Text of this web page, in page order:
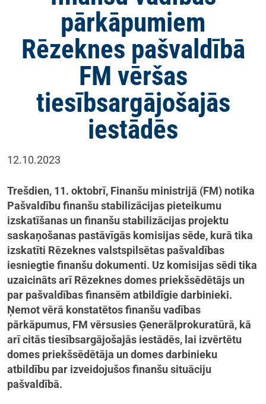
pārkāpumiem
Rēzeknes pašvaldībā
FM vēršas
tiesībsargājošajās
iestādēs
12.10.2023
Trešdien, 11. oktobrī, Finanšu ministrijā (FM) notika
Pašvaldību finanšu stabilizācijas pieteikumu
izskatīšanas un finanšu stabilizācijas projektu
saskaņošanas pastāvīgās komisijas sēde, kurā tika
izskatīti Rēzeknes valstspilsētas pašvaldības
iesniegtie finanšu dokumenti. Uz komisijas sēdi tika
uzaicināts arī Rēzeknes domes priekšsēdētājs un
par pašvaldības finansēm atbildīgie darbinieki.
Ņemot vērā konstatētos finanšu vadības
pārkāpumus, FM vērsusies Ģenerālprokuratūrā, kā
arī citās tiesībsargājošajās iestādēs, lai izvērtētu
domes priekšsēdētāja un domes darbinieku
atbildību par izveidojušos finanšu situāciju
pašvaldībā.